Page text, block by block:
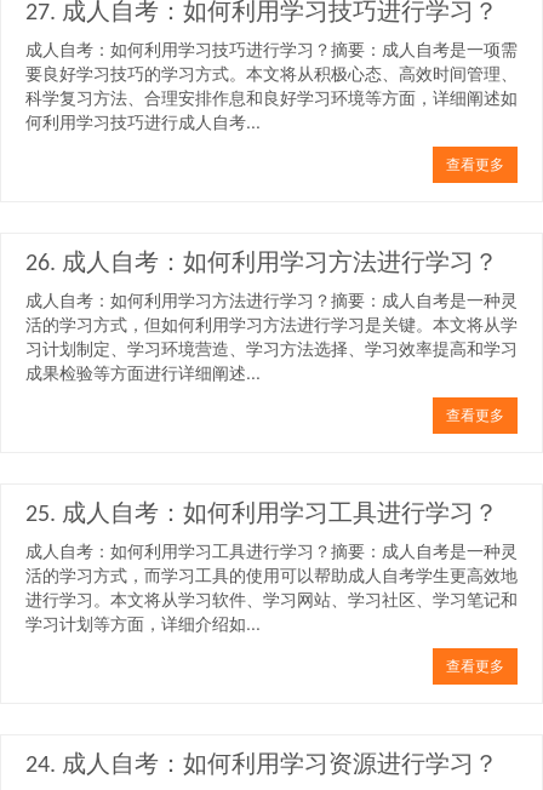
27. 成人自考：如何利用学习技巧进行学习？
成人自考：如何利用学习技巧进行学习？摘要：成人自考是一项需
要良好学习技巧的学习方式。本文将从积极心态、高效时间管理、
科学复习方法、合理安排作息和良好学习环境等方面，详细阐述如
何利用学习技巧进行成人自考...
查看更多
26. 成人自考：如何利用学习方法进行学习？
成人自考：如何利用学习方法进行学习？摘要：成人自考是一种灵
活的学习方式，但如何利用学习方法进行学习是关键。本文将从学
习计划制定、学习环境营造、学习方法选择、学习效率提高和学习
成果检验等方面进行详细阐述...
查看更多
25. 成人自考：如何利用学习工具进行学习？
成人自考：如何利用学习工具进行学习？摘要：成人自考是一种灵
活的学习方式，而学习工具的使用可以帮助成人自考学生更高效地
进行学习。本文将从学习软件、学习网站、学习社区、学习笔记和
学习计划等方面，详细介绍如...
查看更多
24. 成人自考：如何利用学习资源进行学习？